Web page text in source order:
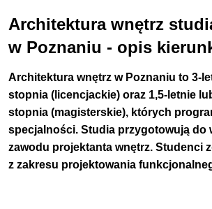
uczelniach w Poznaniu: 2 uczelniach
-Politechnice Poznańskiej i
Wyższej Szkole Umiejętności
Michała Iwaszkiewicza w Poznaniu.
Predyspozycje
Kandydaci na architekturę wnętrz
Architektura wnętrz
w Poznaniu - opis
Architektura wnętrz w Poznaniuto 3-
stopnia (licencjackie) oraz 1,5-letnie
stopnia (magisterskie), których
specjalności. Studia przygotowują do
zawodu projektanta wnętrz. Studenci
z zakresu projektowania